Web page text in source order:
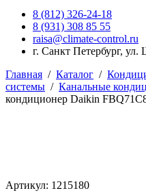
8 (812) 326-24-18
8 (931) 308 85 55
raisa@climate-control.ru
г. Санкт Петербург, ул.
Главная / Каталог /
системы / Канальные
кондиционер Daikin
Артикул: 1215180